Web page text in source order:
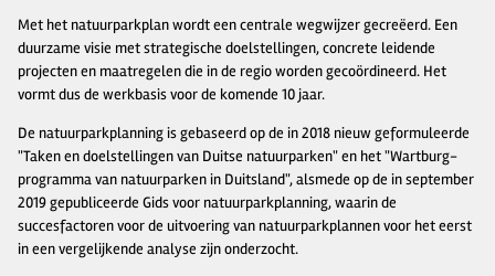
Met het natuurparkplan wordt een centrale wegwijzer gecreëerd. Een
duurzame visie met strategische doelstellingen, concrete leidende
projecten en maatregelen die in de regio worden gecoördineerd. Het
vormt dus de werkbasis voor de komende 10 jaar.
De natuurparkplanning is gebaseerd op de in 2018 nieuw geformuleerde
"Taken en doelstellingen van Duitse natuurparken" en het "Wartburg-
programma van natuurparken in Duitsland", alsmede op de in september
2019 gepubliceerde Gids voor natuurparkplanning, waarin de
succesfactoren voor de uitvoering van natuurparkplannen voor het eerst
in een vergelijkende analyse zijn onderzocht.